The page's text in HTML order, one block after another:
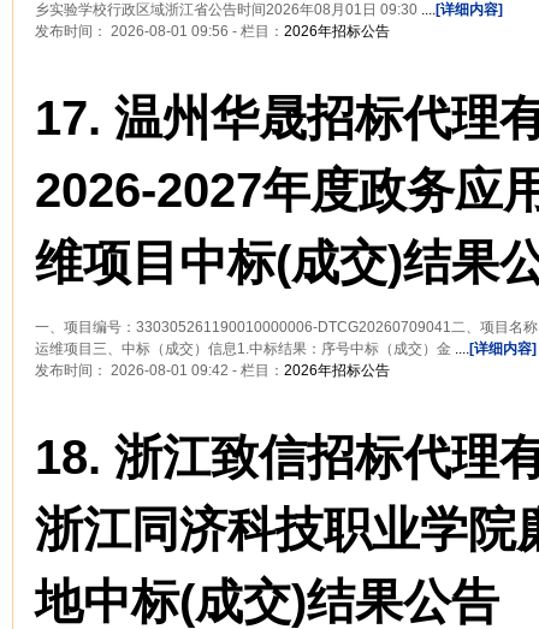
乡实验学校行政区域浙江省公告时间2026年08月01日 09:30 ....[详细内容]
发布时间： 2026-08-01 09:56 - 栏目： 2026年招标公告
17. 温州华晟招标代理
2026-2027年度政务应
维项目中标(成交)结果
一、项目编号：330305261190010000006-DTCG20260709041二、项目名
运维项目三、中标（成交）信息1.中标结果：序号中标（成交）金 ....[详细内容]
发布时间： 2026-08-01 09:42 - 栏目： 2026年招标公告
18. 浙江致信招标代理
浙江同济科技职业学院
地中标(成交)结果公告